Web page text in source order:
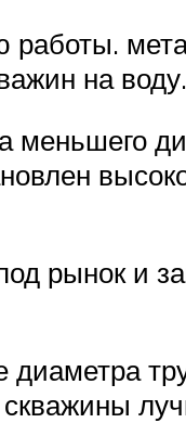
работы.
на воду.
меньшего
рынок и
диаметра
скважины